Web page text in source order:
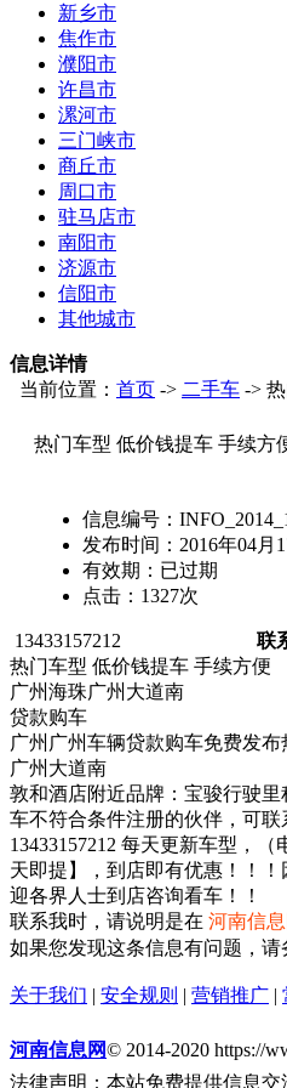
新乡市
焦作市
濮阳市
许昌市
漯河市
三门峡市
商丘市
周口市
驻马店市
南阳市
济源市
信阳市
其他城市
信息详情
当前位置： 首页 -> 二手车 ->
热门车型 低价钱提车 手续方
信息编号：
发布时间： 2016年04月
有效期： 已过期
点击： 1327次
13433157212 联
热门车型 低价钱提车 手续方便
广州海珠广州大道南
贷款购车
广州广州车辆贷款购车免费发
广州大道南
敦和酒店附近品牌：宝骏行驶
车不符合条件注册的伙伴，可联
13433157212 每天更新车型，
天即提】，到店即有优惠！！
迎各界人士到店咨询看车！！
联系我时，请说明是在 河南信息
如果您发现这条信息有问题，请
关于我们 | 安全规则 | 营销推广 |
河南信息网© 2014-2020 https://
法律声明：本站免费提供信息